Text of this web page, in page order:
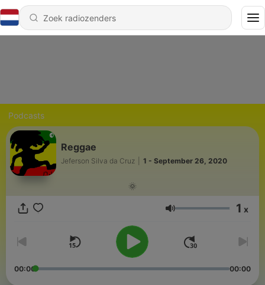
Podcasts
Reggae
Jeferson Silva da Cruz 1 - September 26, 2020
🌞
Volume 1 x
00:00 00:00